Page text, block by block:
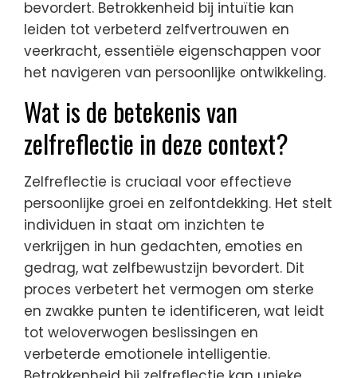
bevordert. Betrokkenheid bij intuïtie kan
leiden tot verbeterd zelfvertrouwen en
veerkracht, essentiële eigenschappen voor
het navigeren van persoonlijke ontwikkeling.
Wat is de betekenis van
zelfreflectie in deze context?
Zelfreflectie is cruciaal voor effectieve
persoonlijke groei en zelfontdekking. Het stelt
individuen in staat om inzichten te
verkrijgen in hun gedachten, emoties en
gedrag, wat zelfbewustzijn bevordert. Dit
proces verbetert het vermogen om sterke
en zwakke punten te identificeren, wat leidt
tot weloverwogen beslissingen en
verbeterde emotionele intelligentie.